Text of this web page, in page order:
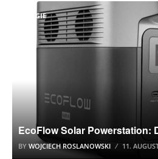
ENERGIE
EcoFlow Solar Powerstation:
BY WOJCIECH ROSLANOWSKI 11.